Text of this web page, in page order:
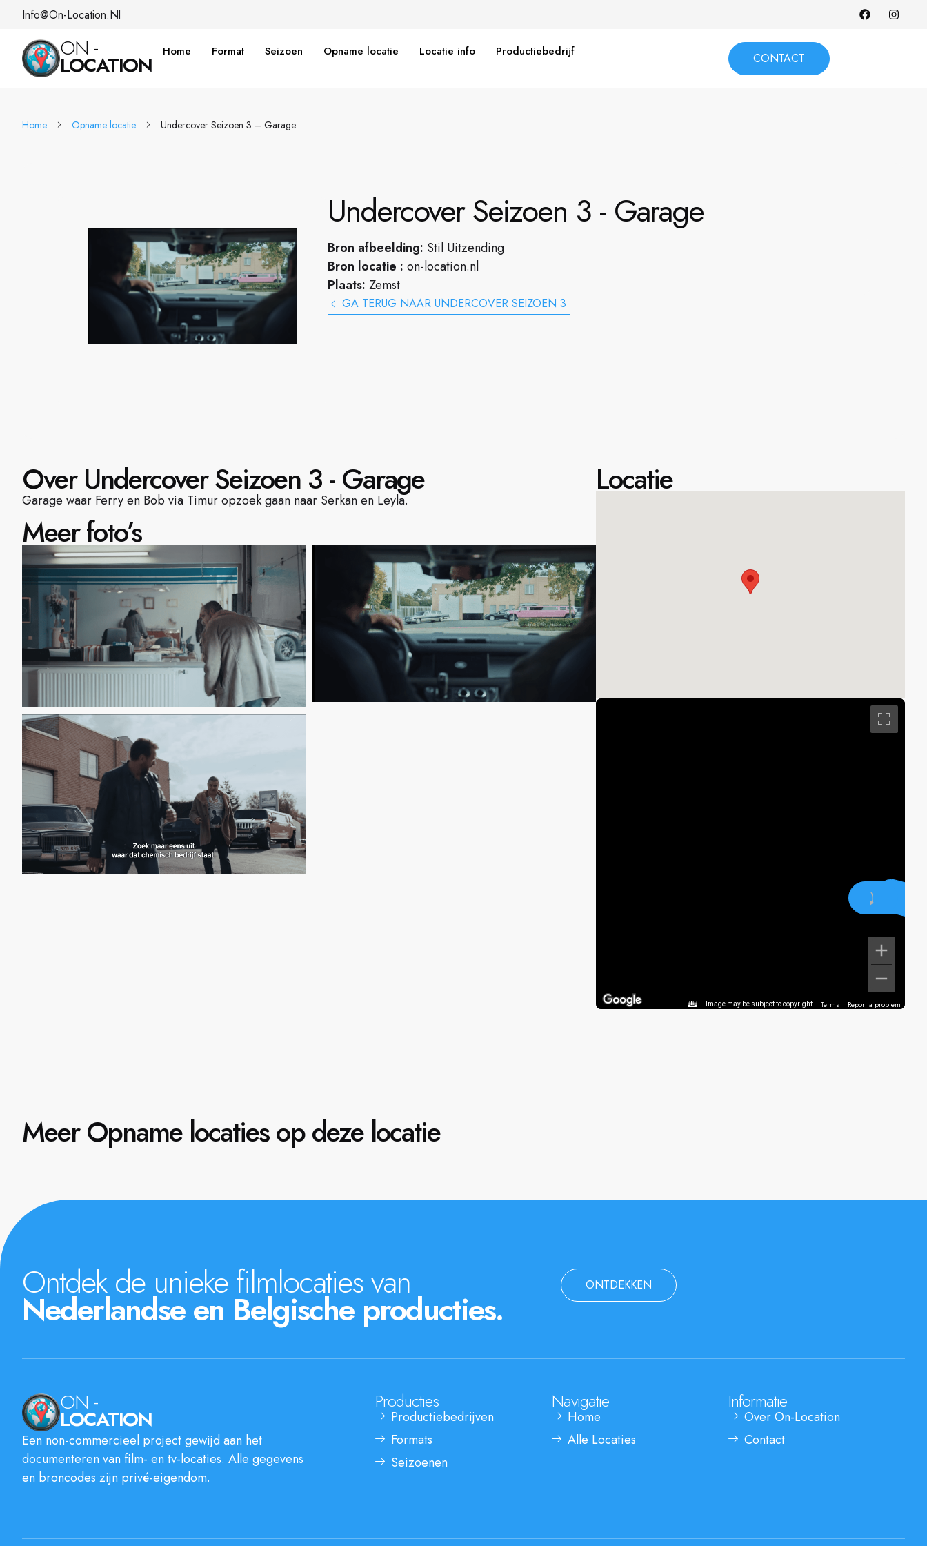
Info@on-Location.nl
ON -
LOCATION
Home Format Seizoen Opname locatie Locatie info Productiebedrijf CONTACT
Home Opname locatie Undercover Seizoen 3 – Garage
Undercover Seizoen 3 - Garage
Bron afbeelding: Stil Uitzending
Bron locatie : on-location.nl
Plaats: Zemst
GA TERUG NAAR UNDERCOVER SEIZOEN 3
Over Undercover Seizoen 3 - Garage
Garage waar Ferry en Bob via Timur opzoek gaan naar Serkan en Leyla.
Meer foto’s
Locatie
Image may be subject to copyright Terms Report a problem
Meer Opname locaties op deze locatie
Ontdek de unieke filmlocaties van
Nederlandse en Belgische producties.
ONTDEKKEN
ON -
LOCATION
Een non-commercieel project gewijd aan het
documenteren van film- en tv-locaties. Alle gegevens
en broncodes zijn privé-eigendom.
Producties
Productiebedrijven
Formats
Seizoenen
Navigatie
Home
Alle Locaties
Informatie
Over On-Location
Contact